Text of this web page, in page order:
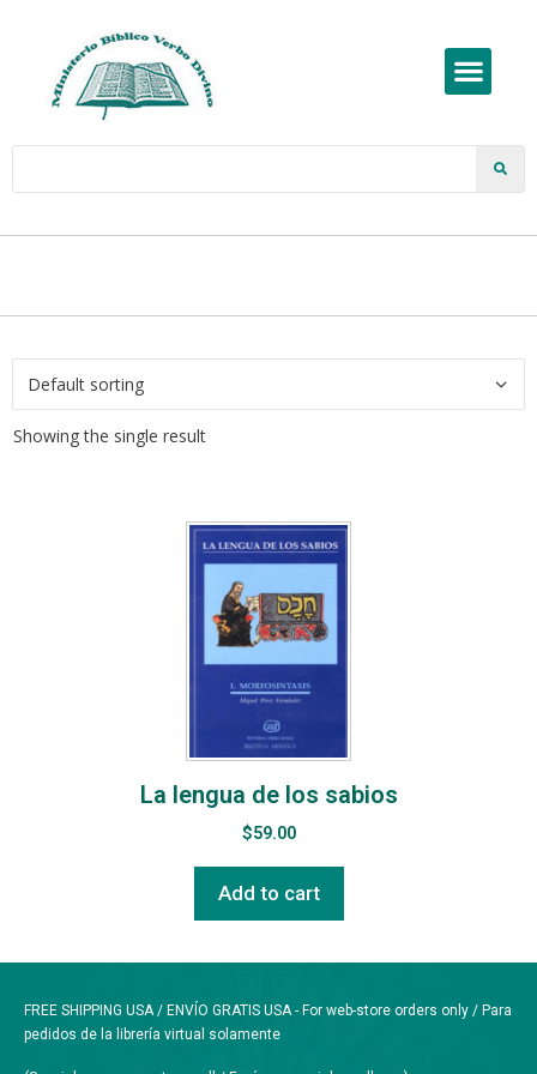
Showing the single result
La lengua de los sabios
$59.00
Add to cart
FREE SHIPPING USA / ENVÍO GRATIS USA - For web-store orders only / Para
pedidos de la librería virtual solamente